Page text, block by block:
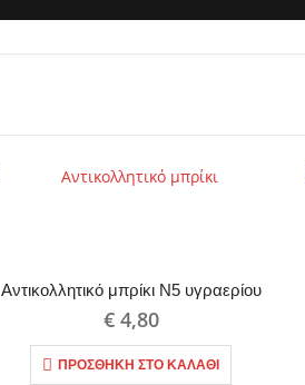
Αντικολλητικό μπρίκι Ν5 υγραερίου
€4,80
ΠΡΟΣΘΉΚΗ ΣΤΟ ΚΑΛΆΘΙ